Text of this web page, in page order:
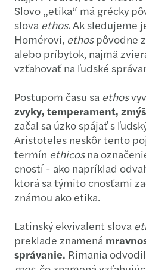
Slovo „etika“ má grécky
slova ethos. Ak sledujeme
Homérovi, ethospôvodne
alebo príbytok, najmä
vzťahovať na ľudské
Postupom času sa ethos
zvyky, temperament,
začal sa úzko spájať s
Aristoteles neskôr tento
termín ethicosna
cností - ako napríklad
ktorá sa týmito cnosťami
známou ako etika.
Latinský ekvivalent slova
preklade znamená
správanie. Rimania